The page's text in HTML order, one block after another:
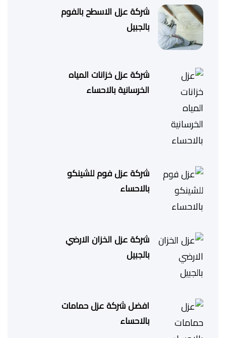
شركة عزل الاسطح بالفوم
بالجبيل
شركة عزل خزانات المياه
الخرسانية بالاحساء
شركة عزل فوم للشينكو
بالاحساء
شركة عزل الخزان الارضي
بالجبيل
افضل شركة عزل حمامات
بالاحساء